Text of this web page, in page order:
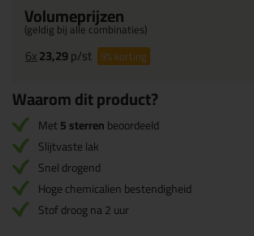
Volumeprijzen
(geldig bij alle combinaties)
6x23,29p/st 9%korting
Waarom dit product?
Met5 sterrenbeoordeeld
Slijtvaste lak
Snel drogend
Hoge chemicalien bestendigheid
Stof droog na 2 uur